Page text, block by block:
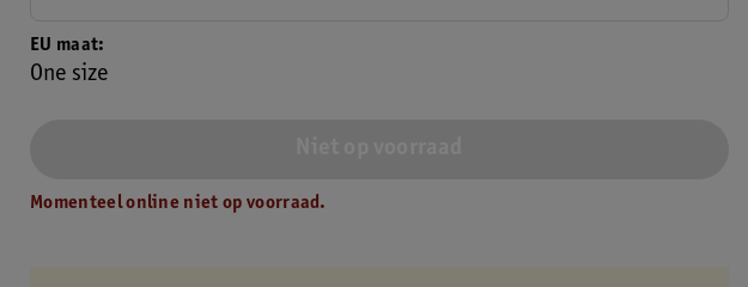
EU maat
One size
Momenteel online niet op voorraad.